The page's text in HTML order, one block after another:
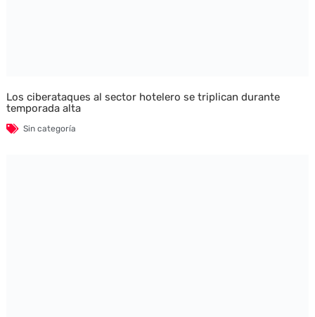
Los ciberataques al sector hotelero se triplican durante
temporada alta
Sin categoría